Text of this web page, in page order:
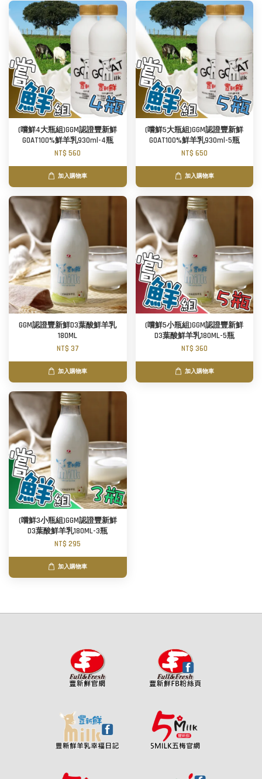
(嚐鮮4大瓶組)GGM認證豐新鮮
GOAT100%鮮羊乳930ml-4瓶
NT$ 560
加入購物車
(嚐鮮5大瓶組)GGM認證豐新鮮
GOAT100%鮮羊乳930ml-5瓶
NT$ 650
加入購物車
GGM認證豐新鮮D3葉酸鮮羊乳
180ML
NT$ 37
加入購物車
(嚐鮮5小瓶組)GGM認證豐新鮮
D3葉酸鮮羊乳180ML-5瓶
NT$ 360
加入購物車
(嚐鮮3小瓶組)GGM認證豐新鮮
D3葉酸鮮羊乳180ML-3瓶
NT$ 295
加入購物車